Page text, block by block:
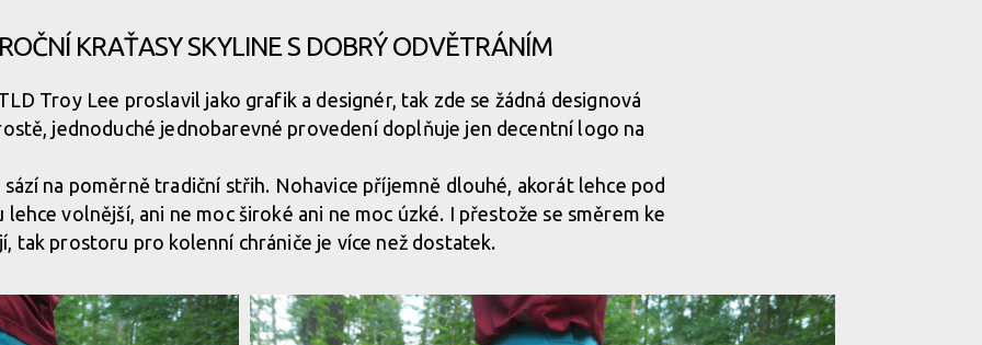
počasí
počasí
počasí
KRAŤASY SKYLINE S DOBRÝ ODVĚTRÁNÍM
Troy Lee proslavil jako grafik a designér, tak zde se žádná designová
jednoduché jednobarevné provedení doplňuje jen decentní logo na
na poměrně tradiční střih. Nohavice příjemně dlouhé, akorát lehce pod
lehce volnější, ani ne moc široké ani ne moc úzké. I přestože se směrem ke
tak prostoru pro kolenní chrániče je více než dostatek.